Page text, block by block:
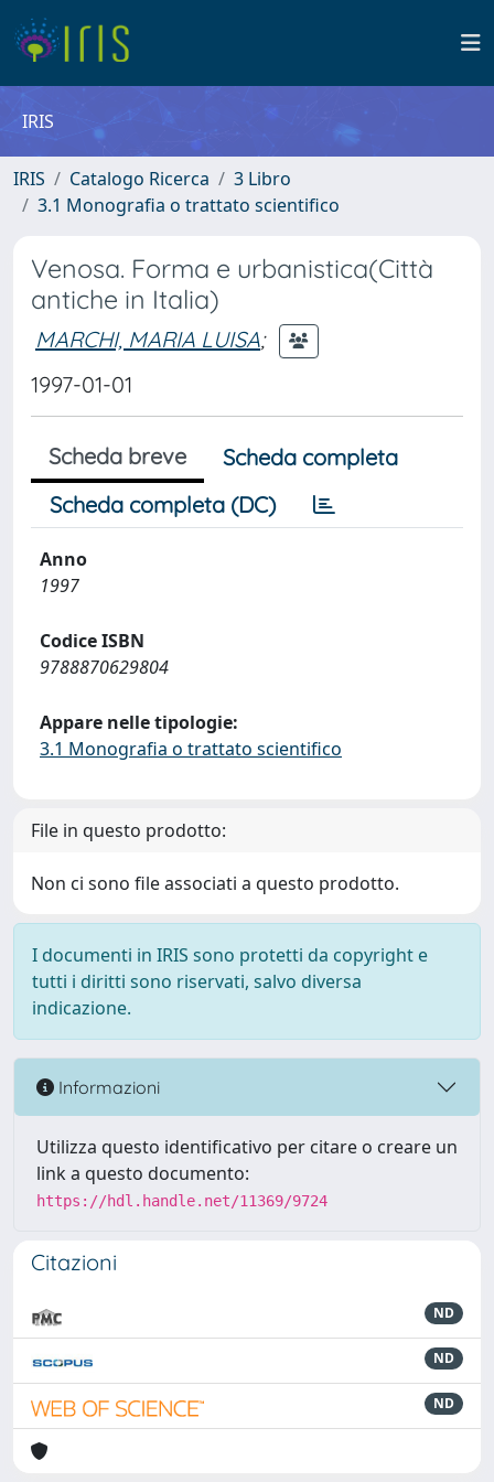
IRIS
IRIS Catalogo Ricerca
3 Libro
3.1 Monografia o trattato scientifico
Venosa. Forma e urbanistica(Città
antiche in Italia)
MARCHI, MARIA LUISA;
1997-01-01
Scheda breve
Scheda completa
Scheda completa (DC)
Anno
1997
Codice ISBN
9788870629804
Appare nelle tipologie:
3.1 Monografia o trattato scientifico
File in questo prodotto:
Non ci sono file associati a questo prodotto.
I documenti in IRIS sono protetti da copyright e
tutti i diritti sono riservati, salvo diversa
indicazione.
Informazioni
Utilizza questo identificativo per citare o creare un
link a questo documento:
https://hdl.handle.net/11369/9724
Citazioni
ND
ND
ND